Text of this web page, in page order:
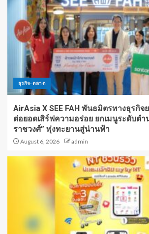
ธุรกิจ-ตลาด
AirAsia X SEE FAH พันธมิตรทางธุรกิจ
ต่อยอดเสิร์ฟความอร่อย ยกเมนูระดับต
ราชวงศ์” พุ่งทะยานสู่น่านฟ้า
August 6, 2026 admin